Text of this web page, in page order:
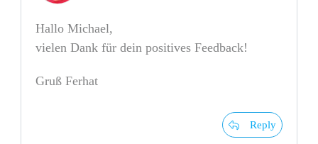
Hallo Michael,
vielen Dank für dein positives Feedback!
Gruß Ferhat
Reply